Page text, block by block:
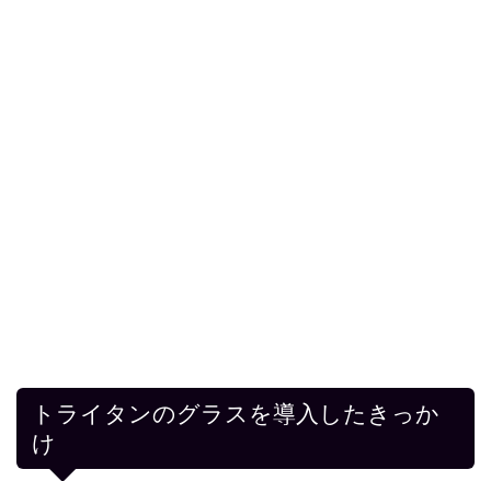
トライタンのグラスを導入したきっか
け